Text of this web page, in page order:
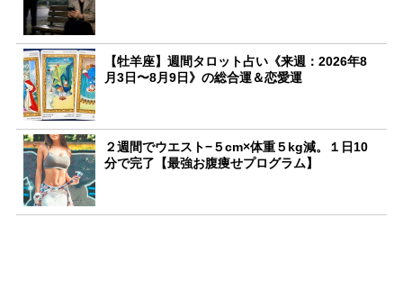
【牡羊座】週間タロット占い《来週：2026年8
月3日〜8月9日》の総合運＆恋愛運
２週間でウエスト−５cm×体重５kg減。１日10
分で完了【最強お腹痩せプログラム】